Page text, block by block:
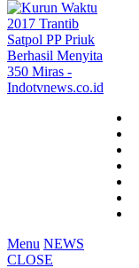
Menu NEWS
CLOSE